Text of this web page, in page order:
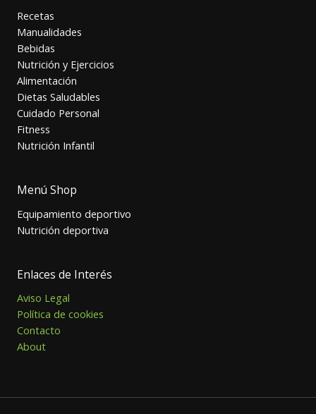
Recetas
Manualidades
Bebidas
Nutrición y Ejercicios
Alimentación
Dietas Saludables
Cuidado Personal
Fitness
Nutrición Infantil
Menú Shop
Equipamiento deportivo
Nutrición deportiva
Enlaces de Interés
Aviso Legal
Política de cookies
Contacto
About